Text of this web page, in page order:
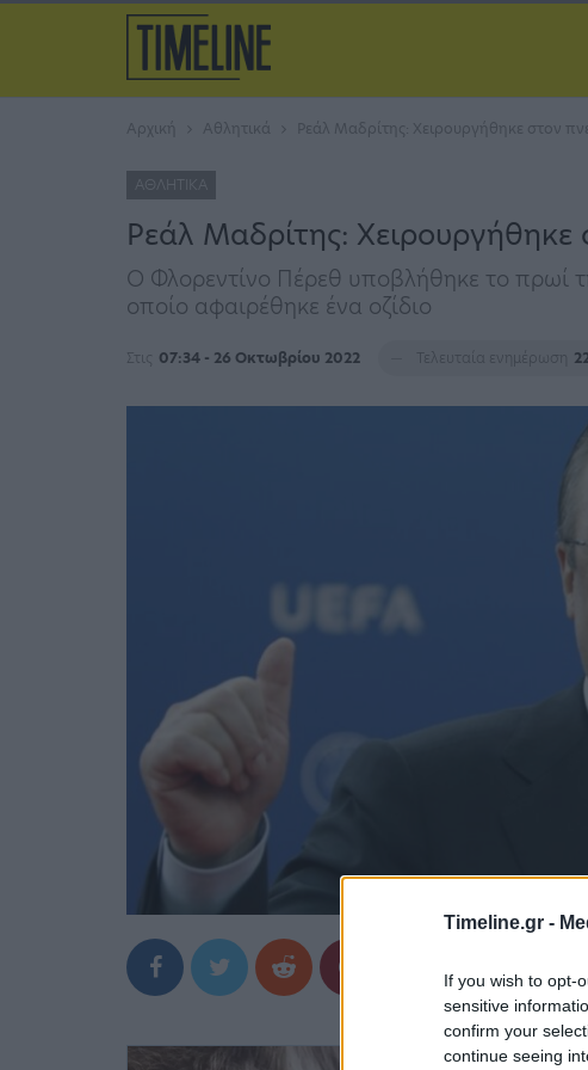
Timeline.gr -
If you wish to opt-
sensitive
confirm your
continue seeing
Αρχική Αθλητικά Ρεάλ Μαδρίτης: Χειρουργήθηκε στον
ΑΘΛΗΤΙΚΆ
Ρεάλ Μαδρίτης:
Ο Φλορεντίνο Πέρεθ υποβλήθηκε το πρωί
οποίο αφαιρέθηκε ένα οζίδιο
Στις 07:34 - 26 Οκτωβρίου 2022 Τελευταία ενημέρωση